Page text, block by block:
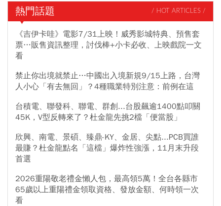
熱門話題 / HOT ARTICLES /
《吉伊卡哇》電影7/31上映！威秀影城特典、預售套
票…販售資訊整理，討伐棒+小卡必收、上映戲院一文
看
禁止你出境就禁止…中國出入境新規9/15上路，台灣
人小心「有去無回」？4種職業特別注意：前例在這
台積電、聯發科、聯電、群創...台股飆逾1400點叩關
45K，V型反轉來了？杜金龍先挑2檔「便當股」
欣興、南電、景碩、臻鼎-KY、金居、尖點...PCB買誰
最賺？杜金龍點名「這檔」爆炸性強漲，11月末升段
首選
2026重陽敬老禮金懶人包，最高領5萬！全台各縣市
65歲以上重陽禮金領取資格、發放金額、何時領一次
看